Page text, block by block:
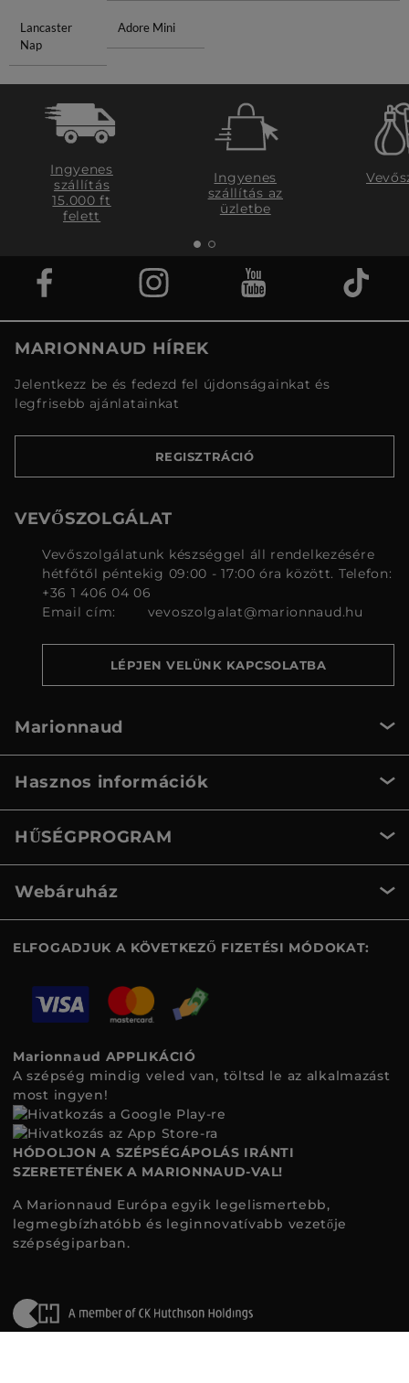
Lancaster
Nap
Adore Mini
Ingyenes
szállítás
15.000 ft
felett
Ingyenes
szállítás az
üzletbe
MARIONNAUD HÍREK
Jelentkezz be és fedezd fel újdonságainkat és
legfrisebb ajánlatainkat
REGISZTRÁCIÓ
VEVŐSZOLGÁLAT
Vevőszolgálatunk készséggel áll rendelkezésére
hétfőtől péntekig 09:00 - 17:00 óra között. Telefon:
+36 1 406 04 06
Email cím:
vevoszolgalat@marionnaud.hu
LÉPJEN VELÜNK KAPCSOLATBA
Marionnaud
Hasznos információk
HŰSÉGPROGRAM
Webáruház
ELFOGADJUK A KÖVETKEZŐ FIZETÉSI MÓDOKAT:
Marionnaud APPLIKÁCIÓ
A szépség mindig veled van, töltsd le az alkalmazást
most ingyen!
HÓDOLJON A SZÉPSÉGÁPOLÁS IRÁNTI
SZERETETÉNEK A MARIONNAUD-VAL!
A Marionnaud Európa egyik legelismertebb,
legmegbízhatóbb és leginnovatívabb vezetője
szépségiparban.